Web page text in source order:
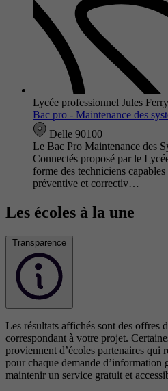
Lycée professionnel Jules Ferry
Bac pro - Maintenance des
Delle 90100
Le Bac Pro Maintenance des
Connectés proposé par le
forme des techniciens
préventive et correctiv…
Les écoles à la une
Transparence
Les résultats affichés sont des offres
correspondant à votre projet.
proviennent d’écoles partenaires qui
pour chaque demande d’information
maintenir un service gratuit et